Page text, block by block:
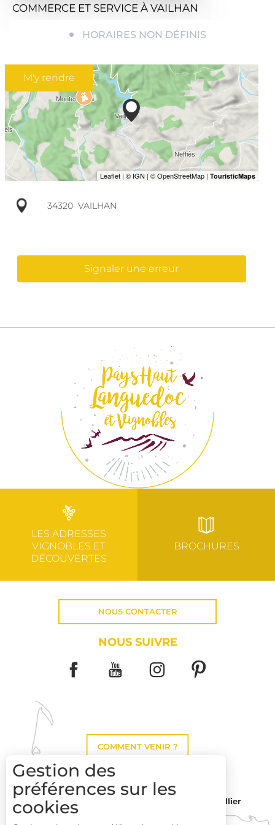
COMMERCE ET SERVICE À VAILHAN
HORAIRES NON DÉFINIS
M'y rendre
34320 VAILHAN
Signaler une erreur
LES ADRESSES
VIGNOBLES ET
DÉCOUVERTES
BROCHURES
NOUS CONTACTER
NOUS SUIVRE
COMMENT VENIR ?
Montpellier
Gestion des
préférences sur les
cookies